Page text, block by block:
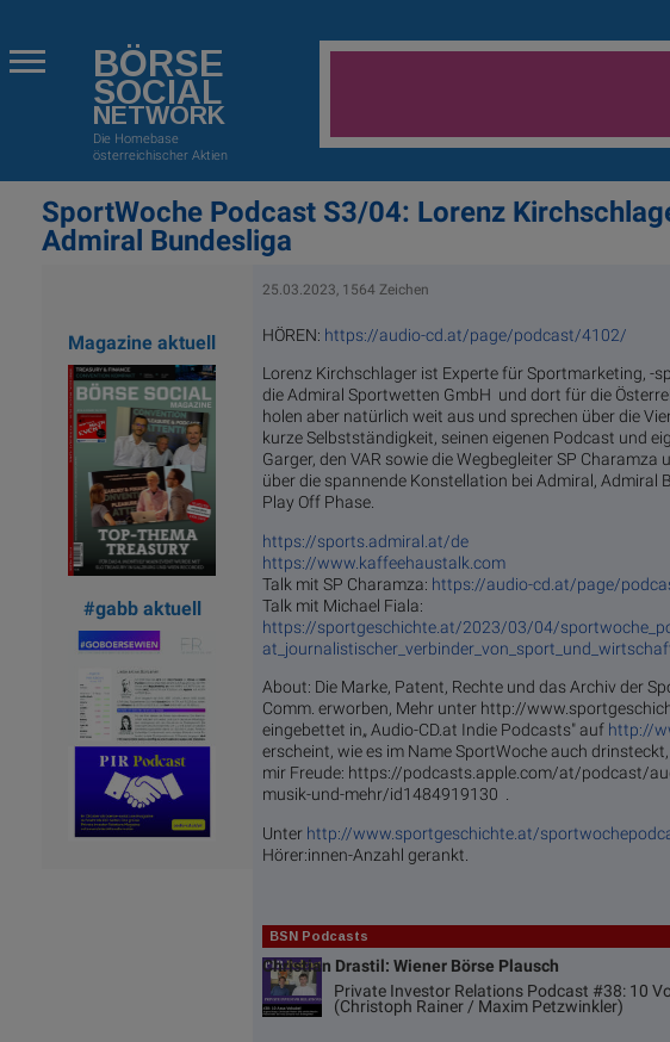
BÖRSE
SOCIAL
NETWORK
Die Homebase
österreichischer Aktien
SportWoche Podcast S3/04: Lorenz
Admiral Bundesliga
Magazine aktuell
#gabb aktuell
25.03.2023, 1564 Zeichen
HÖREN: https://audio-cd.at/page/podcast/4102/
Lorenz Kirchschlager ist Experte für Sportmarketing, -
die Admiral Sportwetten GmbH und dort für die
holen aber natürlich weit aus und sprechen über die
kurze Selbstständigkeit, seinen eigenen Podcast und
Garger, den VAR sowie die Wegbegleiter SP
über die spannende Konstellation bei Admiral, Admiral
Play Off Phase.
https://sports.admiral.at/de
https://www.kaffeehaustalk.com
Talk mit SP Charamza: https://audio-cd.at/page/
Talk mit Michael Fiala:
https://sportgeschichte.at/2023/03/04/
About: Die Marke, Patent, Rechte und das Archiv der
Comm. erworben, Mehr unter http://
eingebettet in„ Audio-CD.at Indie Podcasts" auf http://
erscheint, wie es im Name SportWoche auch
mir Freude: https://podcasts.apple.com/at/podcast/
musik-und-mehr/id1484919130 .
Unter http://www.sportgeschichte.at/
Hörer:innen-Anzahl gerankt.
BSN Podcasts
Christian Drastil: Wiener Börse Plausch
Private Investor Relations Podcast #38: 10
(Christoph Rainer / Maxim Petzwinkler)